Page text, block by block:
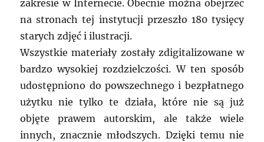
zakresie w Internecie. Obecnie można obejrzeć
na stronach tej instytucji przeszło 180 tysięcy
starych zdjęć i ilustracji.
Wszystkie materiały zostały zdigitalizowane w
bardzo wysokiej rozdzielczości. W ten sposób
udostępniono do powszechnego i bezpłatnego
użytku nie tylko te działa, które nie są już
objęte prawem autorskim, ale także wiele
innych, znacznie młodszych. Dzięki temu nie